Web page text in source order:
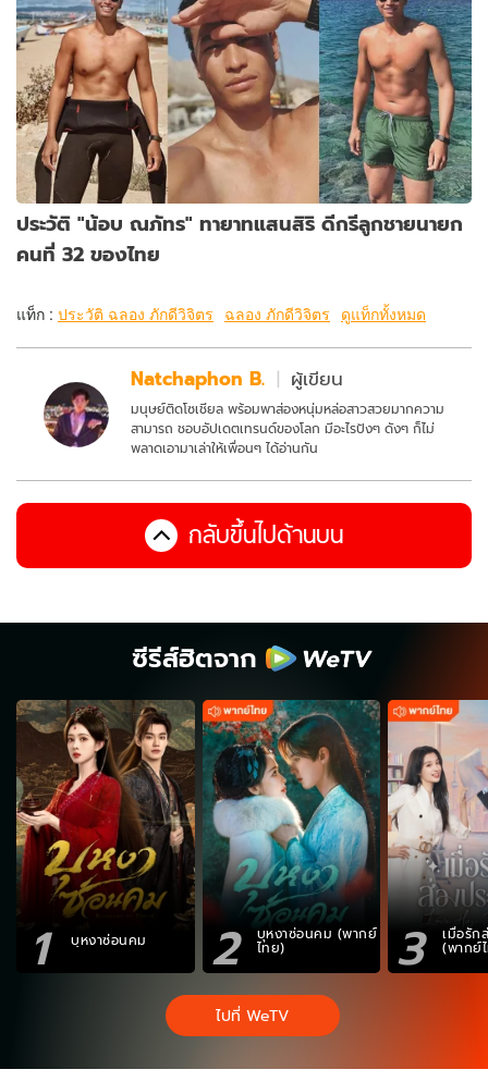
ประวัติ "น้อบ ณภัทร" ทายาทแสนสิริ ดีกรีลูกชายนายก
คนที่ 32 ของไทย
แท็ก : ประวัติ ฉลอง ภักดีวิจิตร ฉลอง ภักดีวิจิตร ดูแท็กทั้งหมด
Natchaphon B. ผู้เขียน
มนุษย์ติดโซเชียล พร้อมพาส่องหนุ่มหล่อสาวสวยมากความ
สามารถ ชอบอัปเดตเทรนด์ของโลก มีอะไรปังๆ ดังๆ ก็ไม่
พลาดเอามาเล่าให้เพื่อนๆ ได้อ่านกัน
กลับขึ้นไปด้านบน
ซีรีส์ฮิตจาก
1 บุหงาซ่อนคม 2 บุหงาซ่อนคม (พากย์
ไทย) 3 เมื่อรัก
(พากย์
ไปที่ WeTV